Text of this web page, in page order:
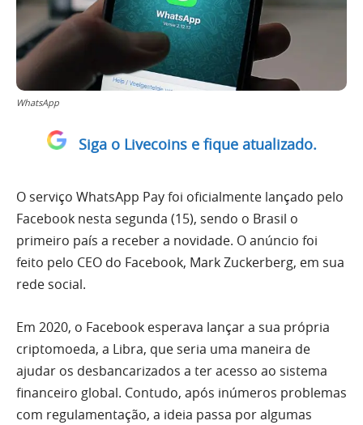
WhatsApp
Siga o Livecoins e fique atualizado.
O serviço WhatsApp Pay foi oficialmente lançado pelo
Facebook nesta segunda (15), sendo o Brasil o
primeiro país a receber a novidade. O anúncio foi
feito pelo CEO do Facebook, Mark Zuckerberg, em sua
rede social.
Em 2020, o Facebook esperava lançar a sua própria
criptomoeda, a Libra, que seria uma maneira de
ajudar os desbancarizados a ter acesso ao sistema
financeiro global. Contudo, após inúmeros problemas
com regulamentação, a ideia passa por algumas